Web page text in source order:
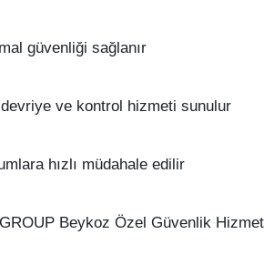
güvenliği sağlanır
ve kontrol hizmeti sunulur
hızlı müdahale edilir
Beykoz Özel Güvenlik